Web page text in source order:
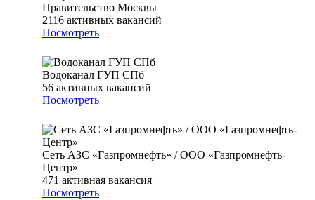
Правительство Москвы
2116 активных вакансий
Посмотреть
Водоканал ГУП СПб
56 активных вакансий
Посмотреть
Сеть АЗС «Газпромнефть» / ООО «Газпромнефть-
Центр»
471 активная вакансия
Посмотреть